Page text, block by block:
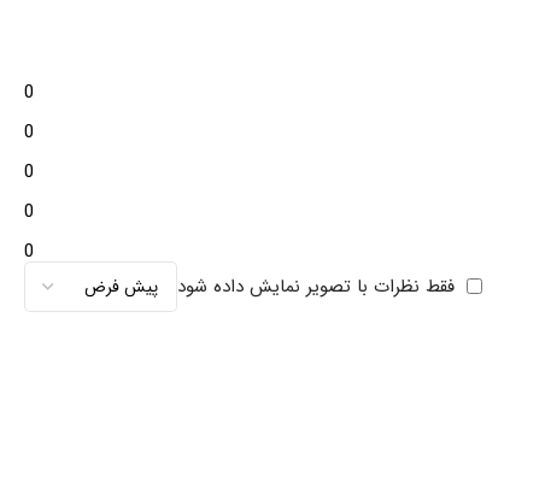
0
0
0
0
0
فقط نظرات با تصویر نمایش داده شود